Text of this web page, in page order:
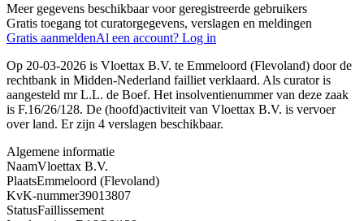
Meer gegevens beschikbaar voor geregistreerde gebruikers
Gratis toegang tot curatorgegevens, verslagen en meldingen
Gratis aanmeldenAl een account? Log in
Op 20-03-2026 is Vloettax B.V. te Emmeloord (Flevoland) door de
rechtbank in Midden-Nederland failliet verklaard. Als curator is
aangesteld mr L.L. de Boef. Het insolventienummer van deze zaak
is F.16/26/128. De (hoofd)activiteit van Vloettax B.V. is vervoer
over land. Er zijn 4 verslagen beschikbaar.
Algemene informatie
NaamVloettax B.V.
PlaatsEmmeloord (Flevoland)
KvK-nummer39013807
StatusFaillissement